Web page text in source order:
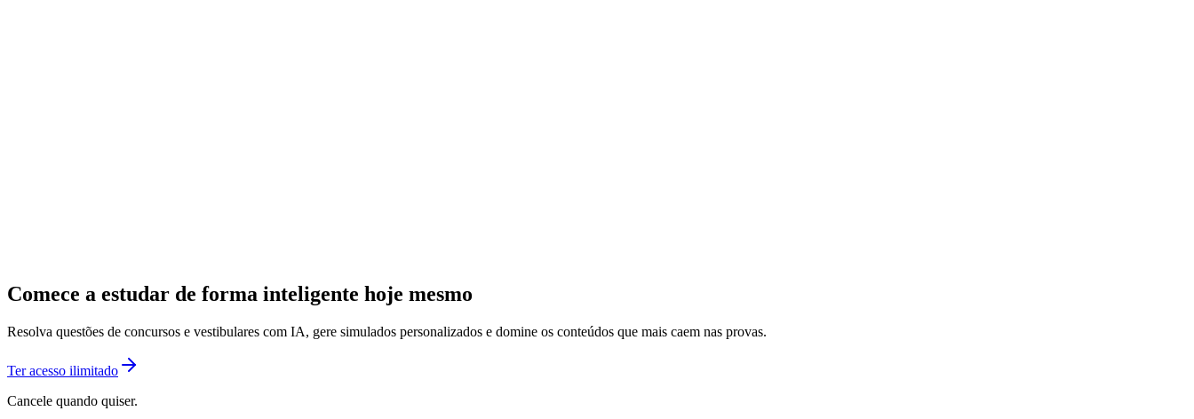
Comece a estudar de forma inteligente hoje mesmo
Resolva questões de concursos e vestibulares com IA, gere simulados personalizados e domine os conteúdos que mais caem nas provas.
Ter acesso ilimitado
Cancele quando quiser.